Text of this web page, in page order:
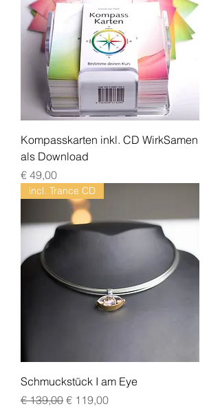
Kompasskarten inkl. CD WirkSamen
als Download
Preis
€ 49,00
incl. Trance CD
Schmuckstück I am Eye
Standardpreis
€ 139,00 Sale-Preis
€ 119,00